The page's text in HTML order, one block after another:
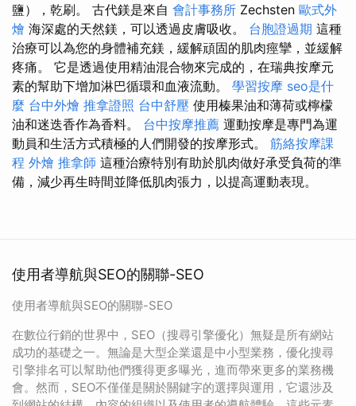
鹽），乾刷。 古代鎂是來自 會計事務所 Zechsten 歐式外
燴 海深處的天然鎂，可以透過皮膚吸收。 台胞證過期 這種
治療可以為您的身體補充鎂，緩解頑固的肌肉痙攣，並緩解
疼痛。 它是透過使用精油混合物來完成的，在瑞典按摩元
素的幫助下增加淋巴循環和血液流動。 學習按摩 seo是什
麼 台中外燴 推拿證照 台中舒壓 使用榛果油和薄荷或檸檬
油和迷迭香作為香料。 台中按摩推薦 運動按摩是專門為運
動員和生活方式積極的人們開發的按摩形式。 筋絡按摩課
程 外燴 推拿師 這種治療特別有助於肌肉做好承受負荷的準
備，減少再生時間並降低肌肉張力，以提高運動表現。
使用者導航與SEO的關聯-SEO
使用者導航與SEO的關聯-SEO
在數位行銷的世界中，SEO（搜尋引擎優化）無疑是所有網站
成功的基礎之一。無論是大型企業還是中小型業務，優化搜尋
引擎排名可以幫助他們獲得更多曝光，進而帶來更多的業務機
會。然而，SEO不僅僅是關於關鍵字的選擇與運用，它還涉及